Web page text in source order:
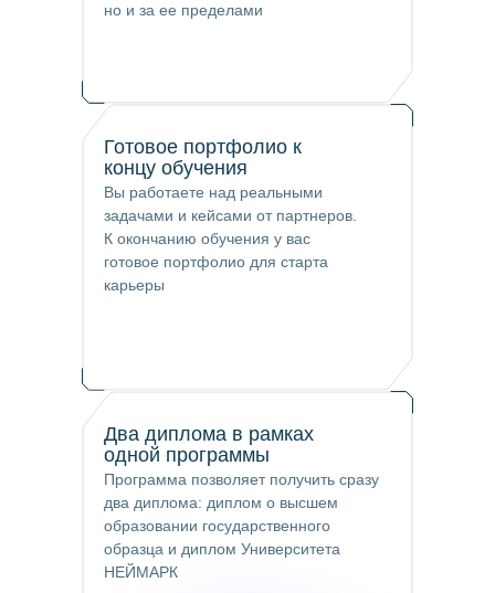
но и за ее пределами
Готовое портфолио к
концу обучения
Вы работаете над реальными
задачами и кейсами от партнеров.
К окончанию обучения у вас
готовое портфолио для старта
карьеры
Два диплома в рамках
одной программы
Программа позволяет получить сразу
два диплома: диплом о высшем
образовании государственного
образца и диплом Университета
НЕЙМАРК